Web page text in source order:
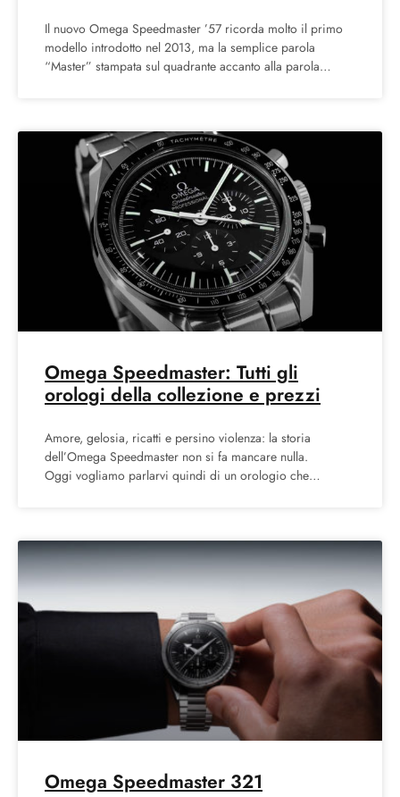
Il nuovo Omega Speedmaster ’57 ricorda molto il primo
modello introdotto nel 2013, ma la semplice parola
“Master” stampata sul quadrante accanto alla parola
Omega Speedmaster: Tutti gli
orologi della collezione e prezzi
Amore, gelosia, ricatti e persino violenza: la storia
dell’Omega Speedmaster non si fa mancare nulla.
Oggi vogliamo parlarvi quindi di un orologio che
Omega Speedmaster 321